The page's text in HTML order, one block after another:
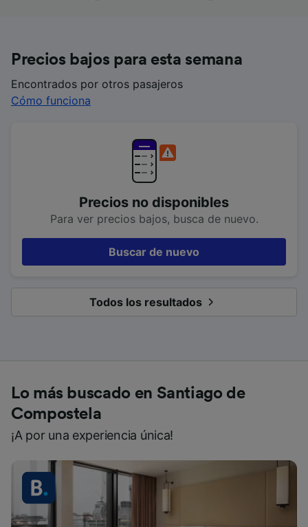
Precios bajos para esta semana
Encontrados por otros pasajeros
Cómo funciona
Precios no disponibles
Para ver precios bajos, busca de nuevo.
Buscar de nuevo
Todos los resultados
Lo más buscado en Santiago de
Compostela
¡A por una experiencia única!